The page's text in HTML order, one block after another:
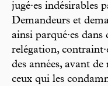
jugé·es indésirables
Demandeurs et
ainsi parqué·es dans
relégation,
des années, avant
ceux qui les